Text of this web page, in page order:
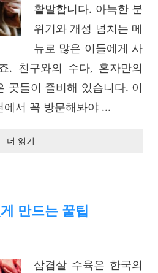
활발합니다. 아늑한 분
위기와 개성 넘치는 메
뉴로 많은 이들에게 사
. 친구와의 수다, 혼자만의
곳들이 즐비해 있습니다. 이
서 꼭 방문해봐야 ...
더 읽기
만드는 꿀팁
삼겹살 수육은 한국의